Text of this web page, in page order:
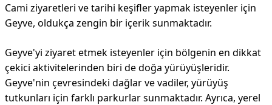
Cami ziyaretleri ve tarihi keşifler yapmak isteyenler için
Geyve, oldukça zengin bir içerik sunmaktadır.
Geyve'yi ziyaret etmek isteyenler için bölgenin en dikkat
çekici aktivitelerinden biri de doğa yürüyüşleridir.
Geyve'nin çevresindeki dağlar ve vadiler, yürüyüş
tutkunları için farklı parkurlar sunmaktadır. Ayrıca, yerel